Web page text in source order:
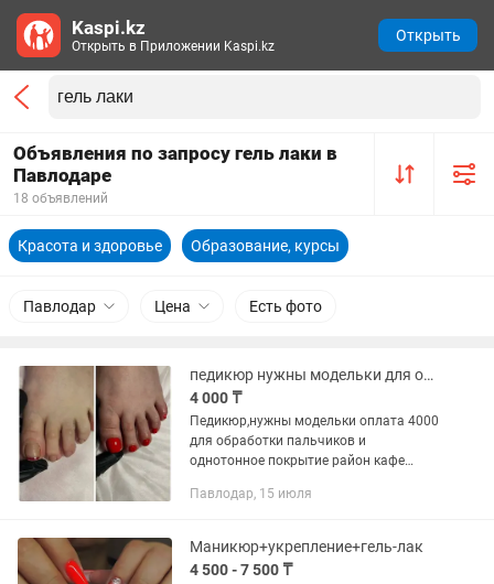
Объявления по запросу гель лаки в
Павлодаре
18 объявлений
Красота и здоровье Образование, курсы
Павлодар Цена Есть фото
педикюр нужны модельки для обработки пальчиков и покрытие гель-лака
4 000 ₸
Педикюр,нужны модельки оплата 4000
для обработки пальчиков и
однотонное покрытие район кафе
Павлодар, 15 июля
Маникюр+укрепление+гель-лак
4 500 - 7 500 ₸
Kaspi.kz
Открыть в Приложении Kaspi.kz
Открыть